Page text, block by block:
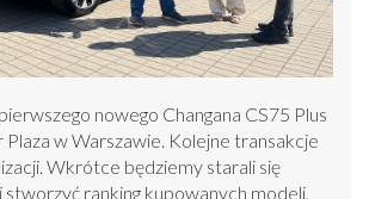
nowego Changana CS75 Plus
Plaza w Warszawie. Kolejne transakcje
Wkrótce będziemy starali się
stworzyć ranking kupowanych modeli,